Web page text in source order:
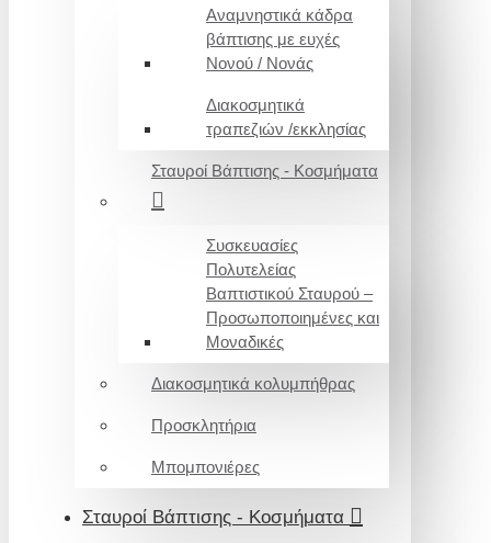
Αναμνηστικά κάδρα
βάπτισης με ευχές
Νονού / Νονάς
Διακοσμητικά
τραπεζιών /εκκλησίας
Σταυροί Βάπτισης - Κοσμήματα
Συσκευασίες
Πολυτελείας
Βαπτιστικού Σταυρού –
Προσωποποιημένες και
Μοναδικές
Διακοσμητικά κολυμπήθρας
Προσκλητήρια
Μπομπονιέρες
Σταυροί Βάπτισης - Κοσμήματα